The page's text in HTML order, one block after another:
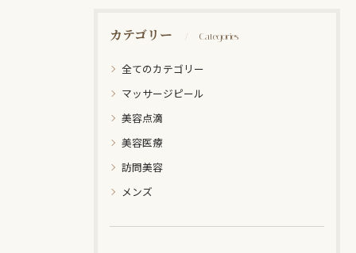
カテゴリー Categories
全てのカテゴリー
マッサージピール
美容点滴
美容医療
訪問美容
メンズ